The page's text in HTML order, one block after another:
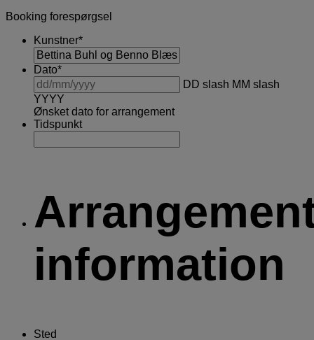
Booking forespørgsel
Kunstner*
Dato*
DD slash MM slash
YYYY
Ønsket dato for arrangement
Tidspunkt
information
Sted